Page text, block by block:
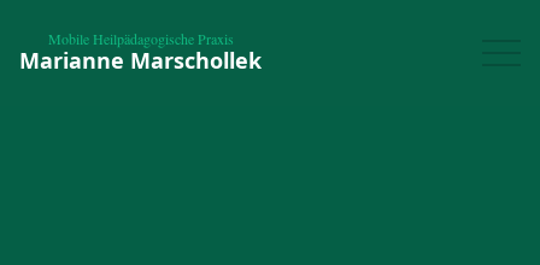
Mobile Heilpädagogische Praxis
Marianne Marschollek